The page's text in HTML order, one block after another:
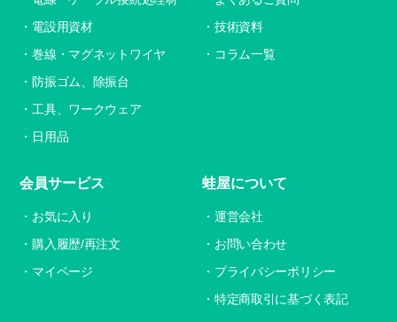
電設用資材
巻線・マグネットワイヤ
防振ゴム、除振台
工具、ワークウェア
日用品
技術資料
コラム一覧
会員サービス
お気に入り
購入履歴/再注文
マイページ
蛙屋について
運営会社
お問い合わせ
プライバシーポリシー
特定商取引に基づく表記